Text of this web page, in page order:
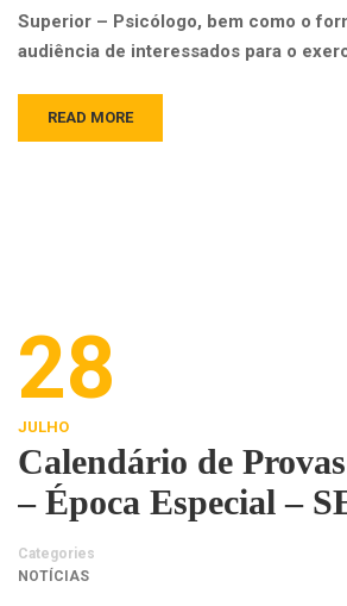
Superior – Psicólogo, bem como o
audiência de interessados para o
READ MORE
28
JULHO
Calendário de
– Época Especial –
Categories
NOTÍCIAS